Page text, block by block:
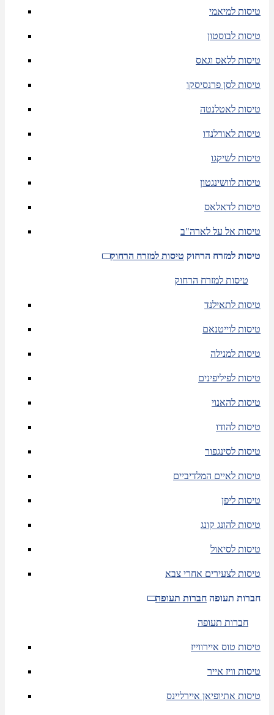
טיסות למיאמי
טיסות לבוסטון
טיסות ללאס וגאס
טיסות לסן פרנסיסקו
טיסות לאטלנטה
טיסות לאורלנדו
טיסות לשיקגו
טיסות לוושינגטון
טיסות לדאלאס
טיסות אל על לארה"ב
טיסות למזרח הרחוק טיסות למזרח הרחוק
טיסות למזרח הרחוק
טיסות לתאילנד
טיסות לוייטנאם
טיסות למנילה
טיסות לפיליפינים
טיסות להאנוי
טיסות להודו
טיסות לסינגפור
טיסות לאיים המלדיביים
טיסות ליפן
טיסות להונג קונג
טיסות לסיאול
טיסות לצעירים אחרי צבא
חברות תעופה חברות תעופה
חברות תעופה
טיסות טוס איירווייז
טיסות וויז אייר
טיסות אתיופיאן איירליינס